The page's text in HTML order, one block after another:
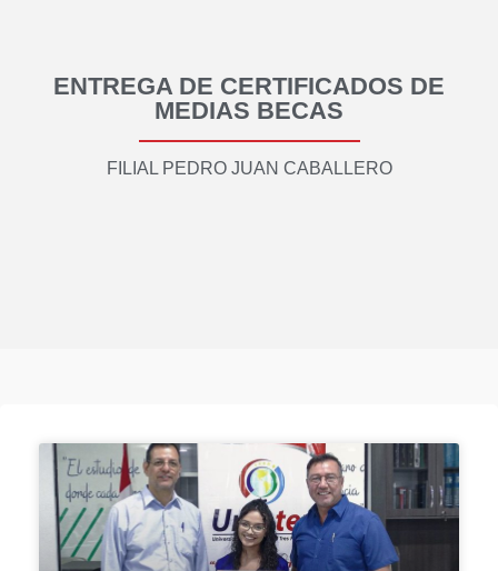
ENTREGA DE CERTIFICADOS DE
MEDIAS BECAS
FILIAL PEDRO JUAN CABALLERO